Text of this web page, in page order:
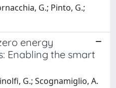
G.; Pinto, G.;
energy
Enabling the smart
G.; Scognamiglio, A.